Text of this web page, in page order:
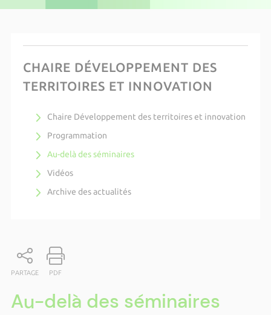
CHAIRE DÉVELOPPEMENT DES
TERRITOIRES ET INNOVATION
Chaire Développement des territoires et innovation
Programmation
Au-delà des séminaires
Vidéos
Archive des actualités
PARTAGE PDF
Au-delà des séminaires